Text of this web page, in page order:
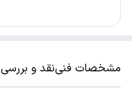
مشخصات فنینقد و بررسی